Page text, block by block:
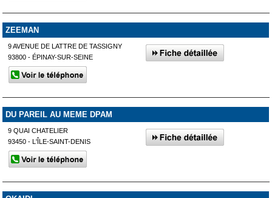
ZEEMAN
9 AVENUE DE LATTRE DE TASSIGNY
93800 - ÉPINAY-SUR-SEINE
DU PAREIL AU MEME DPAM
9 QUAI CHATELIER
93450 - L'ÎLE-SAINT-DENIS